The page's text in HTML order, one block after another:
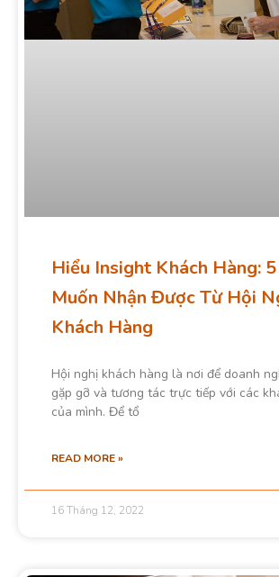
Hiểu Insight Khách Hàng:
Muốn Nhận Được Từ Hội
Khách Hàng
Hội nghị khách hàng là nơi để doanh
gặp gỡ và tương tác trực tiếp với các
của mình. Để tổ
READ MORE »
16 Tháng 12, 2022